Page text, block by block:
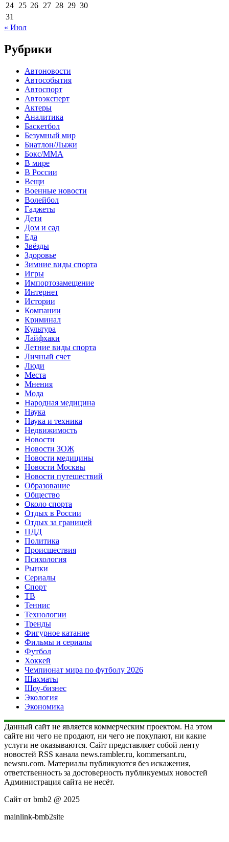
24 25 26 27 28 29 30
31
« Июл
Рубрики
Автоновости
Автособытия
Автоспорт
Автоэксперт
Актеры
Аналитика
Баскетбол
Безумный мир
Биатлон/Лыжи
Бокс/MMA
В мире
В России
Вещи
Военные новости
Волейбол
Гаджеты
Дети
Дом и сад
Еда
Звёзды
Здоровье
Зимние виды спорта
Игры
Импортозамещение
Интернет
Истории
Компании
Криминал
Культура
Лайфхаки
Летние виды спорта
Личный счет
Люди
Места
Мнения
Мода
Народная медицина
Наука
Наука и техника
Недвижимость
Новости
Новости ЗОЖ
Новости медицины
Новости Москвы
Новости путешествий
Образование
Общество
Около спорта
Отдых в России
Отдых за границей
ПДД
Политика
Происшествия
Психология
Рынки
Сериалы
Спорт
ТВ
Теннис
Технологии
Тренды
Фигурное катание
Фильмы и сериалы
Футбол
Хоккей
Чемпионат мира по футболу 2026
Шахматы
Шоу-бизнес
Экология
Экономика
Данный сайт не является коммерческим проектом. На этом
сайте ни чего не продают, ни чего не покупают, ни какие
услуги не оказываются. Сайт представляет собой ленту
новостей RSS канала news.rambler.ru, kommersant.ru,
newsru.com. Материалы публикуются без искажения,
ответственность за достоверность публикуемых новостей
Администрация сайта не несёт.
Сайт от bmb2 @ 2025
mainlink-bmb2site